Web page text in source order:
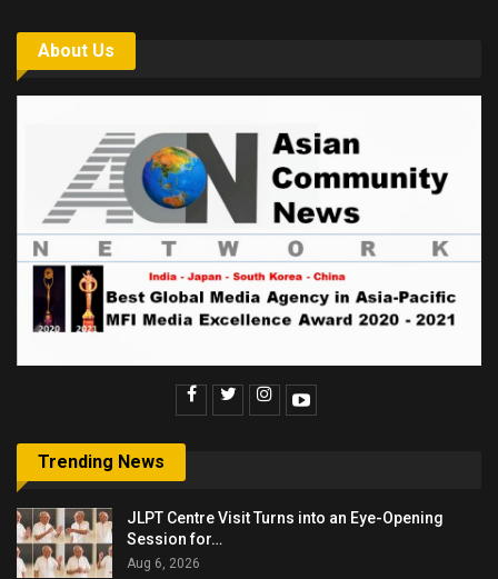
About Us
Trending News
JLPT Centre Visit Turns into an Eye-Opening
Session for…
Aug 6, 2026